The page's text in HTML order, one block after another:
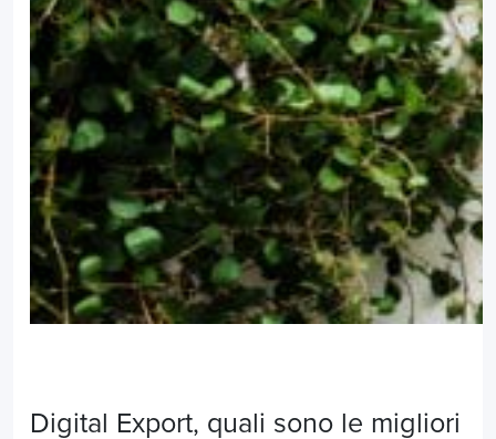
Digital Export, quali sono le migliori